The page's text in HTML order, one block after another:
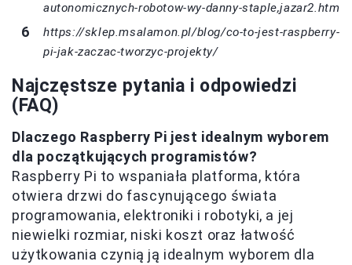
autonomicznych-robotow-wy-danny-staple,jazar2.htm
https://sklep.msalamon.pl/blog/co-to-jest-raspberry-
pi-jak-zaczac-tworzyc-projekty/
Najczęstsze pytania i odpowiedzi
(FAQ)
Dlaczego Raspberry Pi jest idealnym wyborem
dla początkujących programistów?
Raspberry Pi to wspaniała platforma, która
otwiera drzwi do fascynującego świata
programowania, elektroniki i robotyki, a jej
niewielki rozmiar, niski koszt oraz łatwość
użytkowania czynią ją idealnym wyborem dla